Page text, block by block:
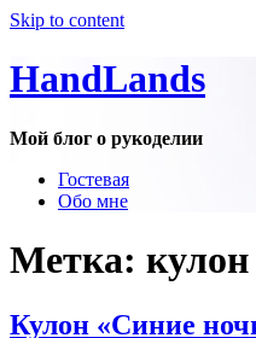
Skip to content
HandLands
Мой блог о рукоделии
Гостевая
Обо мне
Метка: кулон
Кулон «Синие